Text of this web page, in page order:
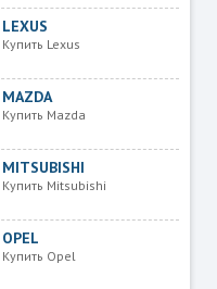
LEXUS
Купить Lexus
MAZDA
Купить Mazda
MITSUBISHI
Купить Mitsubishi
OPEL
Купить Opel